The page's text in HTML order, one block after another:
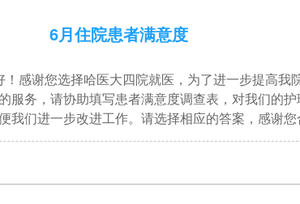
6月住院患者满意度
感谢您选择哈医大四院就医，为了进一步提高我
服务，请协助填写患者满意度调查表，对我们的
我们进一步改进工作。请选择相应的答案，感谢